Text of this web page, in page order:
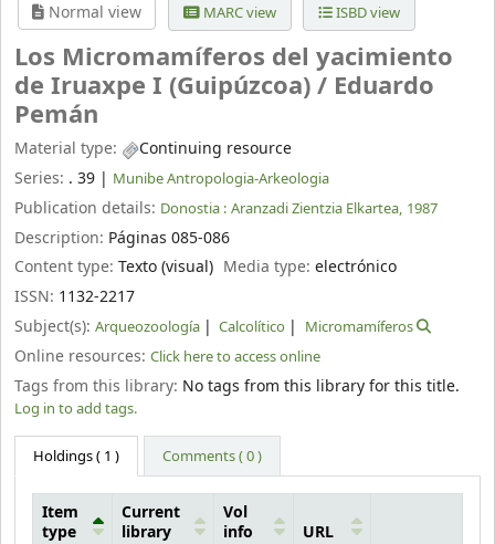
Normal view MARC view ISBD view
Los Micromamíferos del yacimiento
de Iruaxpe I (Guipúzcoa) / Eduardo
Pemán
Material type:
Continuing resource
Series: . 39 | Munibe Antropologia-Arkeologia
Publication details: Donostia : Aranzadi Zientzia Elkartea, 1987
Description: Páginas 085-086
Content type: Texto (visual) Media type:electrónico
ISSN: 1132-2217
Subject(s): Arqueozoología Calcolítico Micromamíferos
Online resources: Click here to access online
Tags from this library: No tags from this library for this title.
Log in to add tags.
Holdings( 1 ) Comments ( 0 )
Item
type
Current
library
Vol
info
URL